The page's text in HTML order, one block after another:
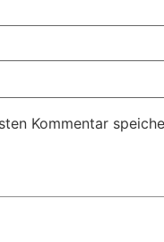
Kommentar